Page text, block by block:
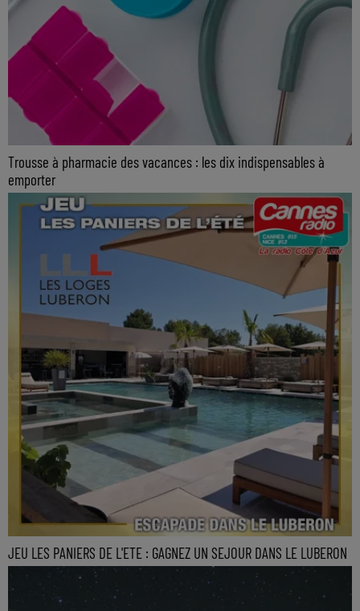
Trousse à pharmacie des vacances : les dix indispensables à
emporter
JEU LES PANIERS DE L'ETE : GAGNEZ UN SEJOUR DANS LE LUBERON